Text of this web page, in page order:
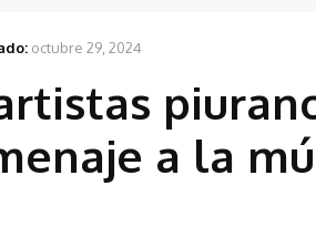
octubre 29, 2024
a la